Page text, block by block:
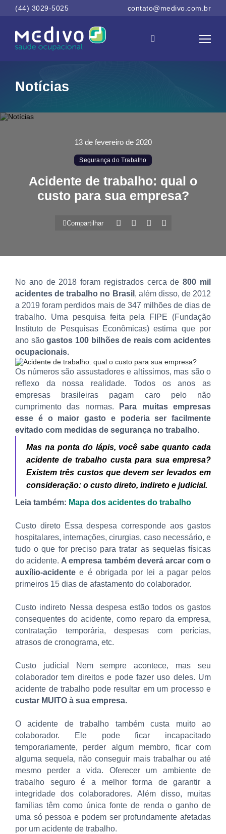
(44) 3029-5025 contato@medivo.com.br
Notícias
13 de fevereiro de 2020
Segurança do Trabalho
Acidente de trabalho: qual o
custo para sua empresa?
Compartilhar
No ano de 2018 foram registrados cerca de800 mil
acidentes de trabalho no Brasil , além disso, de 2012
a 2019 foram perdidos mais de 347 milhões de dias de
trabalho. Uma pesquisa feita pela FIPE (Fundação
Instituto de Pesquisas Econômicas) estima que por
ano sãogastos 100 bilhões de reais com acidentes
ocupacionais.
Os números são assustadores e altíssimos, mas são o
reflexo da nossa realidade. Todos os anos as
empresas brasileiras pagam caro pelo não
cumprimento das normas.
Para muitas empresas
esse é o maior gasto e poderia ser facilmente
evitado com medidas de segurança no trabalho.
Mas na ponta do lápis, você sabe quanto cada
acidente de trabalho custa para sua empresa?
Existem três custos que devem ser levados em
consideração: o custo direto, indireto e judicial.
Leia também: Mapa dos acidentes do trabalho
Custo direto Essa despesa corresponde aos gastos
hospitalares, internações, cirurgias, caso necessário, e
tudo o que for preciso para tratar as sequelas físicas
do acidente.A empresa também deverá arcar com o
auxílio-acidente e é obrigada por lei a pagar pelos
primeiros 15 dias de afastamento do colaborador.
Custo indireto Nessa despesa estão todos os gastos
consequentes do acidente, como reparo da empresa,
contratação temporária, despesas com perícias,
atrasos de cronograma, etc.
Custo judicial Nem sempre acontece, mas seu
colaborador tem direitos e pode fazer uso deles. Um
acidente de trabalho pode resultar em um processo e
custar MUITO à sua empresa.
O acidente de trabalho também custa muito ao
colaborador. Ele pode ficar incapacitado
temporariamente, perder algum membro, ficar com
alguma sequela, não conseguir mais trabalhar ou até
mesmo perder a vida. Oferecer um ambiente de
trabalho seguro é a melhor forma de garantir a
integridade dos colaboradores. Além disso, muitas
famílias têm como única fonte de renda o ganho de
uma só pessoa e podem ser profundamente afetadas
por um acidente de trabalho.